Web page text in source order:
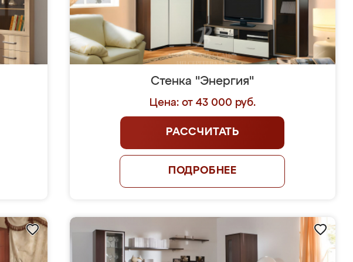
Стенка "Энергия"
Цена: от 43 000 руб.
РАССЧИТАТЬ
ПОДРОБНЕЕ